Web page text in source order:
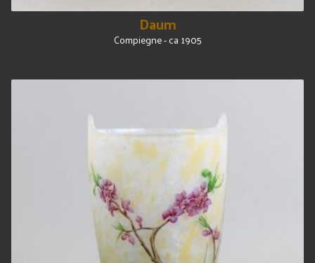
Daum
Compiegne - ca 1905